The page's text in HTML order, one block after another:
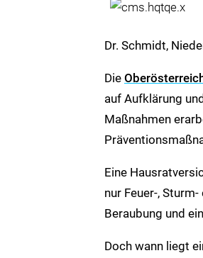
Dr. Schmidt,
Die
auf Aufklärung
Maßnahmen
Eine
nur Feuer-,
Beraubung und
Doch wann liegt